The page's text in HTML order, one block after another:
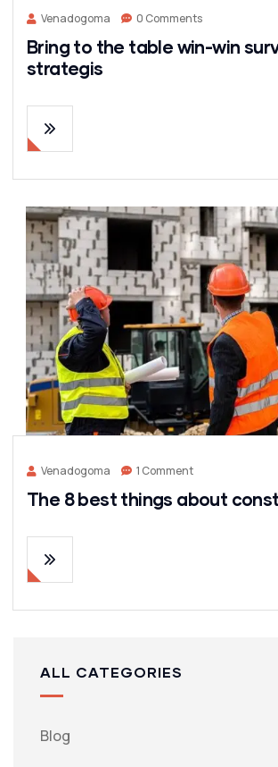
Venadogoma 0 Comments
Bring to the table win-win
strategis
Venadogoma 1 Comment
The 8 best things about
ALL CATEGORIES
Blog